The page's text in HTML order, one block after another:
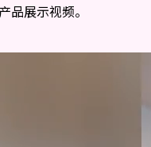
品展示视频。